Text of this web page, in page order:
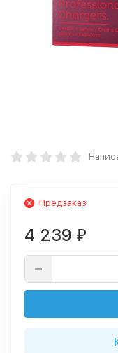
Предзаказ
4 239 ₽